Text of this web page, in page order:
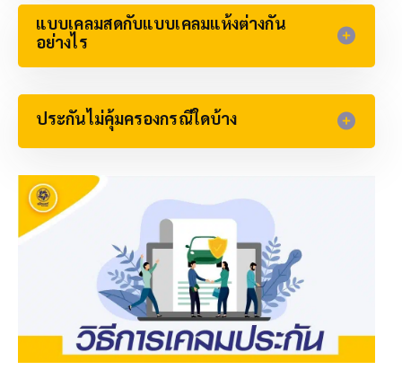
แบบเคลมสดกับแบบเคลมแห้งต่างกัน
อย่างไร​
ประกันไม่คุ้มครองกรณีใดบ้าง​